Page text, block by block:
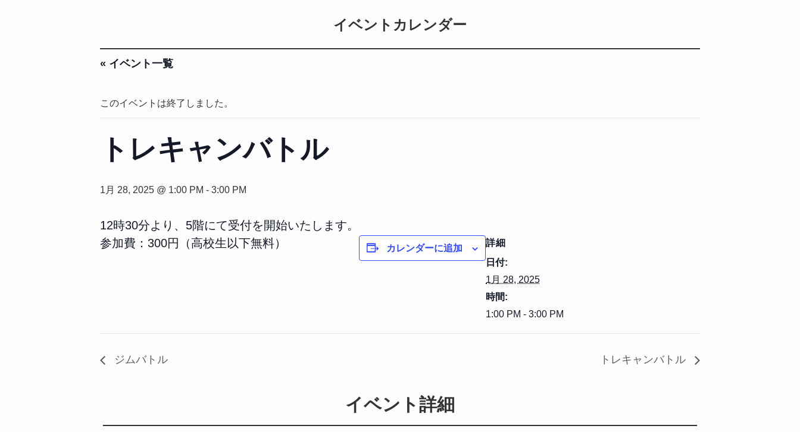
イベントカレンダー
« イベント一覧
このイベントは終了しました。
トレキャンバトル
1月 28, 2025 @ 1:00 PM - 3:00 PM
12時30分より、5階にて受付を開始いたします。
参加費：300円（高校生以下無料）
カレンダーに追加
詳細
日付:
1月 28, 2025
時間:
1:00 PM - 3:00 PM
ジムバトル トレキャンバトル
イベント詳細